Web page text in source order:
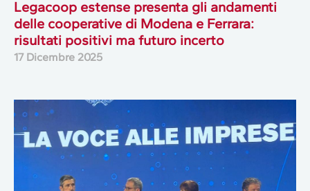
Legacoop estense presenta gli andamenti
delle cooperative di Modena e Ferrara:
risultati positivi ma futuro incerto
17 Dicembre 2025